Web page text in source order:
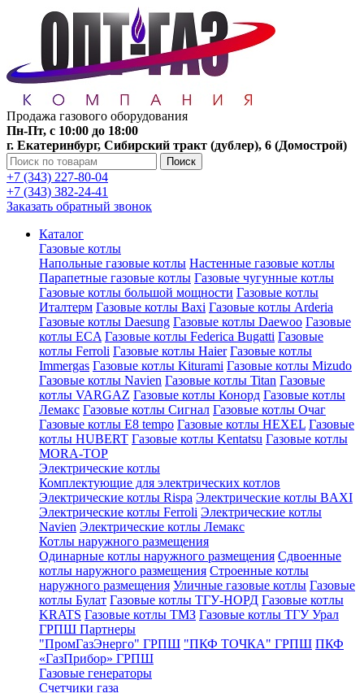
Продажа газового оборудования
Пн-Пт, с 10:00 до 18:00
г. Екатеринбург, Сибирский тракт (дублер), 6 (Домострой)
Поиск
+7 (343) 227-80-04
+7 (343) 382-24-41
Заказать обратный звонок
Каталог
Газовые котлы
Напольные газовые котлы Настенные газовые котлы
Парапетные газовые котлы Газовые чугунные котлы
Газовые котлы большой мощности Газовые котлы
Италтерм Газовые котлы Baxi Газовые котлы Arderia
Газовые котлы Daesung Газовые котлы Daewoo Газовые
котлы ECA Газовые котлы Federica Bugatti Газовые
котлы Ferroli Газовые котлы Haier Газовые котлы
Immergas Газовые котлы Kiturami Газовые котлы Mizudo
Газовые котлы Navien Газовые котлы Titan Газовые
котлы VARGAZ Газовые котлы Конорд Газовые котлы
Лемакс Газовые котлы Сигнал Газовые котлы Очаг
Газовые котлы E8 tempo Газовые котлы HEXEL Газовые
котлы HUBERT Газовые котлы Kentatsu Газовые котлы
MORA-TOP
Электрические котлы
Комплектующие для электрических котлов
Электрические котлы Rispa Электрические котлы BAXI
Электрические котлы Ferroli Электрические котлы
Navien Электрические котлы Лемакс
Котлы наружного размещения
Одинарные котлы наружного размещения Сдвоенные
котлы наружного размещения Строенные котлы
наружного размещения Уличные газовые котлы Газовые
котлы Булат Газовые котлы ТГУ-НОРД Газовые котлы
KRATS Газовые котлы ТМЗ Газовые котлы ТГУ Урал
ГРПШ Партнеры
"ПромГазЭнерго" ГРПШ "ПКФ ТОЧКА" ГРПШ ПКФ
«ГазПрибор» ГРПШ
Газовые генераторы
Счетчики газа